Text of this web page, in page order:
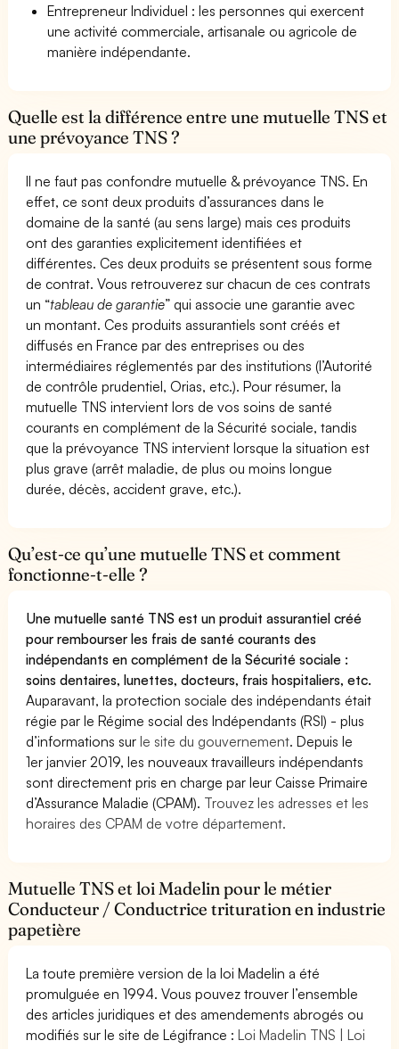
Entrepreneur Individuel : les personnes qui exercent
une activité commerciale, artisanale ou agricole de
manière indépendante.
Quelle est la différence entre une mutuelle TNS et
une prévoyance TNS ?
Il ne faut pas confondre mutuelle & prévoyance TNS. En
effet, ce sont deux produits d’assurances dans le
domaine de la santé (au sens large) mais ces produits
ont des garanties explicitement identifiées et
différentes. Ces deux produits se présentent sous forme
de contrat. Vous retrouverez sur chacun de ces contrats
un “tableau de garantie” qui associe une garantie avec
un montant. Ces produits assurantiels sont créés et
diffusés en France par des entreprises ou des
intermédiaires réglementés par des institutions (l’Autorité
de contrôle prudentiel, Orias, etc.). Pour résumer, la
mutuelle TNS intervient lors de vos soins de santé
courants en complément de la Sécurité sociale, tandis
que la prévoyance TNS intervient lorsque la situation est
plus grave (arrêt maladie, de plus ou moins longue
durée, décès, accident grave, etc.).
Qu’est-ce qu’une mutuelle TNS et comment
fonctionne-t-elle ?
Une mutuelle santé TNS est un produit assurantiel créé
pour rembourser les frais de santé courants des
indépendants en complément de la Sécurité sociale :
soins dentaires, lunettes, docteurs, frais hospitaliers, etc.
Auparavant, la protection sociale des indépendants était
régie par le Régime social des Indépendants (RSI) - plus
d’informations surle site du gouvernement. Depuis le
1er janvier 2019, les nouveaux travailleurs indépendants
sont directement pris en charge par leur Caisse Primaire
d’Assurance Maladie (CPAM). Trouvez les adresses et les
horaires des CPAM de votre département.
Mutuelle TNS et loi Madelin pour le métier
Conducteur / Conductrice trituration en industrie
papetière
La toute première version de la loi Madelin a été
promulguée en 1994. Vous pouvez trouver l’ensemble
des articles juridiques et des amendements abrogés ou
modifiés sur le site de Légifrance :Loi Madelin TNS | Loi